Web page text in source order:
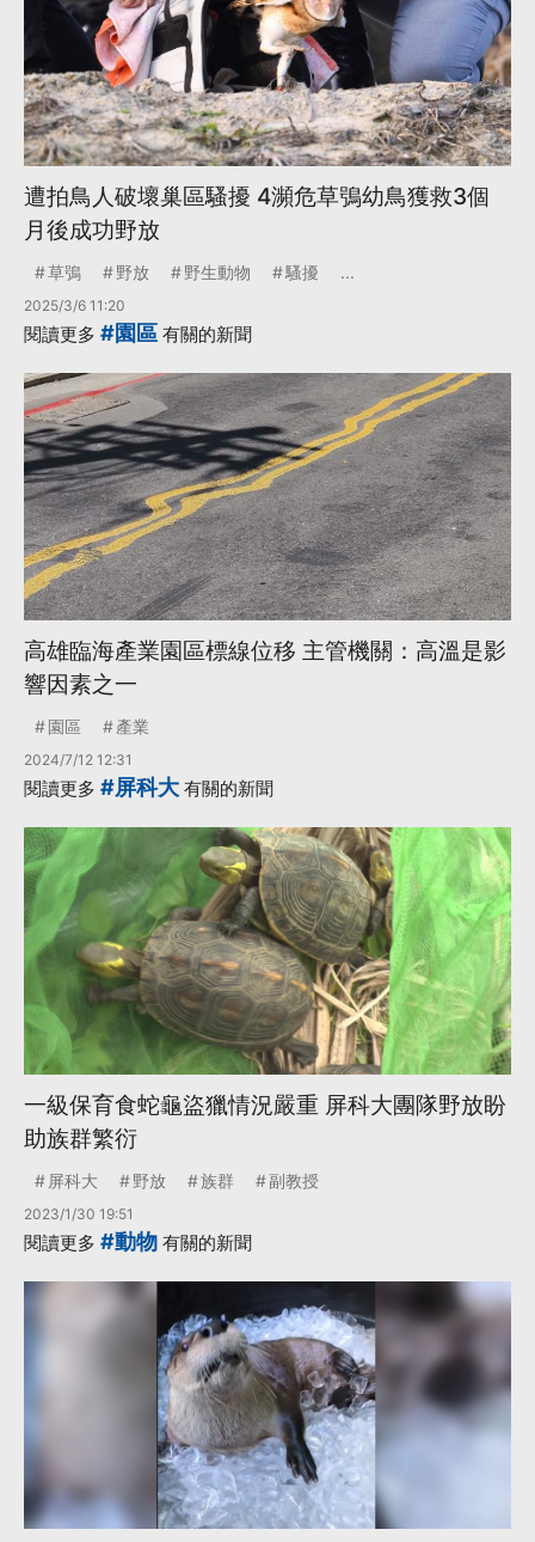
遭拍鳥人破壞巢區騷擾 4瀕危草鴞幼鳥獲救3個
月後成功野放
草鴞 野放 野生動物 騷擾 ...
2025/3/6 11:20
閱讀更多 #園區 有關的新聞
高雄臨海產業園區標線位移 主管機關：高溫是影
響因素之一
園區 產業
2024/7/12 12:31
閱讀更多 #屏科大 有關的新聞
一級保育食蛇龜盜獵情況嚴重 屏科大團隊野放盼
助族群繁衍
屏科大 野放 族群 副教授
2023/1/30 19:51
閱讀更多 #動物 有關的新聞